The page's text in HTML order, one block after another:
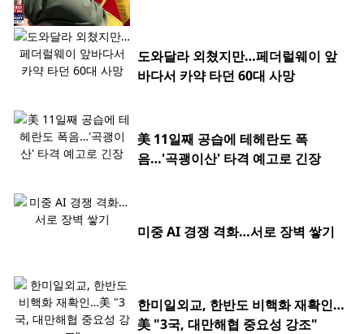
도와달라 외쳤지만…페더럴웨이 앞
바다서 카약 타던 60대 사망
美 11일째 공습에 테헤란도 폭
음…'곡괭이산' 타격 예고로 긴장
미중 AI 경쟁 격화…서로 장벽 쌓기
한미일외교, 한반도 비핵화 재확인…
美 "3국, 대만해협 중요성 강조"